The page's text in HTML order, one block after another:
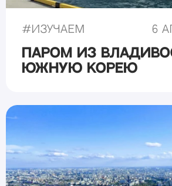
#Изучаем 6
Паром из
Южную Корею